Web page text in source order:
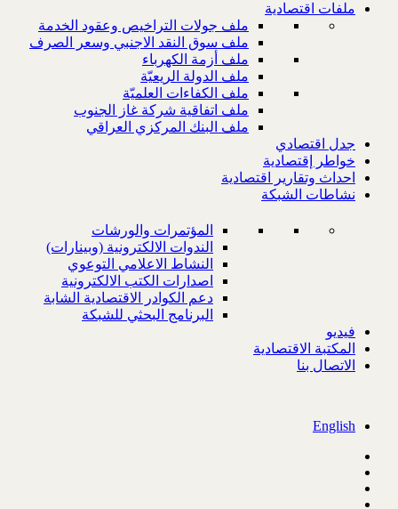
ملفات اقتصادية
ملف جولات التراخيص وعقود الخدمة
ملف سوق النقد الاجنبي وسعر الصرف
ملف أزمة الكهرباء
ملف الدولة الريعيّة
ملف الكفاءات العلميّة
ملف اتفاقية شركة غاز الجنوب
ملف البنك المركزي العراقي
جدل اقتصادي
خواطر إقتصادية
احداث وتقارير اقتصادية
نشاطات الشبكة
المؤتمرات والورشات
الندوات الالكترونية (وبينارات)
النشاط الاعلامي التوعوي
اصدارات الكتب الالكترونية
دعم الكوادر الاقتصادية الشابة
البرنامج البحثي للشبكة
فيديو
المكتبة الاقتصادية
الاتصال بنا
English